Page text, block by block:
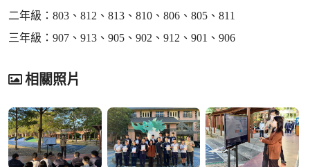
二年級：803、812、813、810、806、805、811
三年級：907、913、905、902、912、901、906
相關照片